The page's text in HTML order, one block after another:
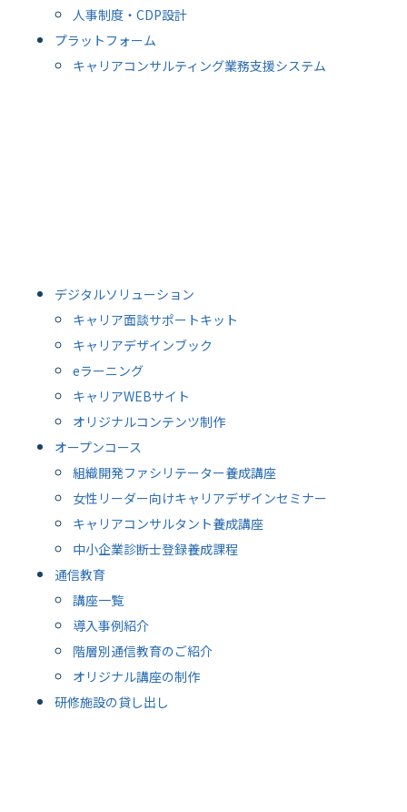
人事制度・CDP設計
プラットフォーム
キャリアコンサルティング業務支援システム
デジタルソリューション
キャリア面談サポートキット
キャリアデザインブック
eラーニング
キャリアWEBサイト
オリジナルコンテンツ制作
オープンコース
組織開発ファシリテーター養成講座
女性リーダー向けキャリアデザインセミナー
キャリアコンサルタント養成講座
中小企業診断士登録養成課程
通信教育
講座一覧
導入事例紹介
階層別通信教育のご紹介
オリジナル講座の制作
研修施設の貸し出し